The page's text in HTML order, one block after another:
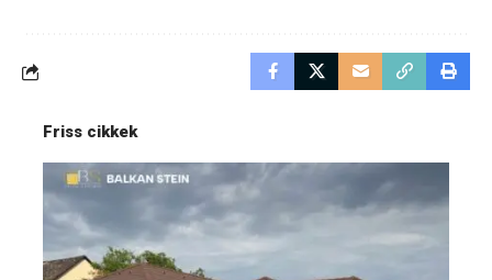
Friss cikkek